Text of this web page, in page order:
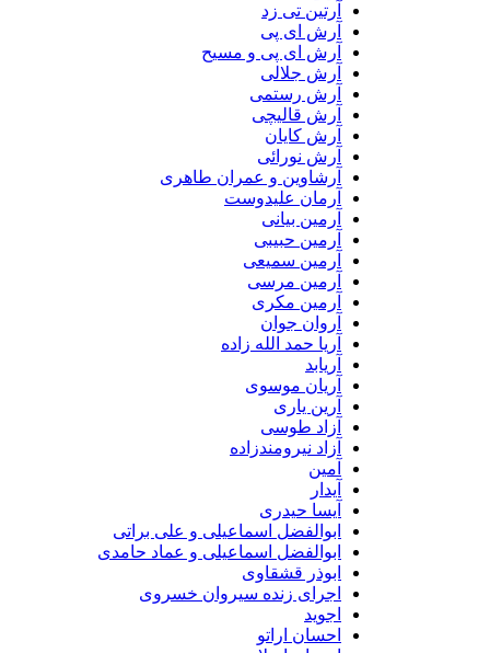
آرتین تی زد
آرش ای پی
آرش ای پی و مسیح
آرش جلالی
آرش رستمی
آرش قالیچی
آرش کایان
آرش نورائی
آرشاوین و عمران طاهری
آرمان علیدوست
آرمین بیانی
آرمین حبیبی
آرمین سمیعی
آرمین مرسی
آرمین مکری
آروان جوان
آریا حمد الله زاده
آریان موسوی
آرین یاری
آزاد طوسی
آزاد نیرومندزاده
آیسا حیدری
ابوالفضل اسماعیلی و علی براتی
ابوالفضل اسماعیلی و عماد حامدی
ابوذر قشقاوی
اجرای زنده سیروان خسروی
احسان اراتو